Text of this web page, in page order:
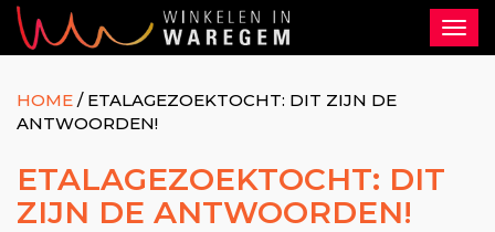
HOME / ETALAGEZOEKTOCHT: DIT ZIJN DE
ANTWOORDEN!
ETALAGEZOEKTOCHT: DIT
ZIJN DE ANTWOORDEN!